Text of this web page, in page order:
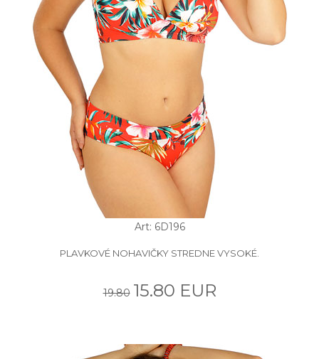
Art: 6D196
PLAVKOVÉ NOHAVIČKY STREDNE VYSOKÉ.
19.80 15.80 EUR